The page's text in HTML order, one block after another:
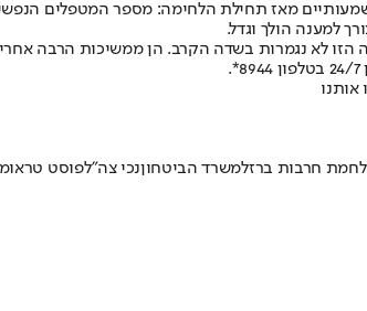
למענה הולך וגדל.
לא נגמרות בשדה הקרב. הן ממשיכות הרבה
חרבות ברזלמשרד הביטחוןנכי צה"לפוסט